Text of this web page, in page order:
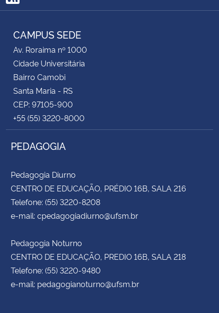
RSS
CAMPUS SEDE
Av. Roraima nº 1000
Cidade Universitária
Bairro Camobi
Santa Maria - RS
CEP: 97105-900
+55 (55) 3220-8000
PEDAGOGIA
Pedagogia Diurno
CENTRO DE EDUCAÇÃO, PRÉDIO 16B, SALA 216
Telefone: (55) 3220-8208
e-mail: cpedagogiadiurno@ufsm.br
Pedagogia Noturno
CENTRO DE EDUCAÇÃO, PREDIO 16B, SALA 218
Telefone: (55) 3220-9480
e-mail: pedagogianoturno@ufsm.br